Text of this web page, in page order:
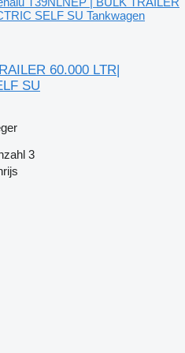
SELF SU Tankwagen
60.000 LTR|
SU
3